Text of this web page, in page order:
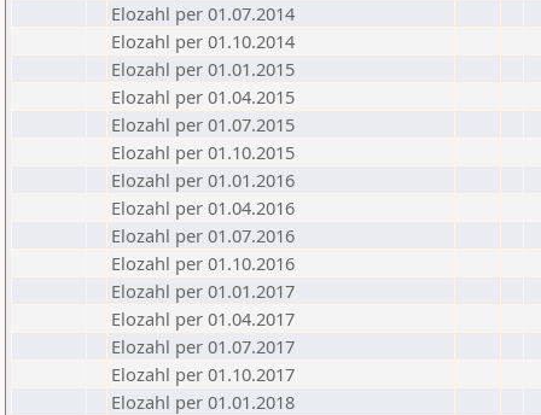
Elozahl per 01.07.2014
Elozahl per 01.10.2014
Elozahl per 01.01.2015
Elozahl per 01.04.2015
Elozahl per 01.07.2015
Elozahl per 01.10.2015
Elozahl per 01.01.2016
Elozahl per 01.04.2016
Elozahl per 01.07.2016
Elozahl per 01.10.2016
Elozahl per 01.01.2017
Elozahl per 01.04.2017
Elozahl per 01.07.2017
Elozahl per 01.10.2017
Elozahl per 01.01.2018